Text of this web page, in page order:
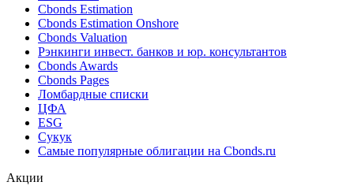
Cbonds Estimation
Cbonds Estimation Onshore
Cbonds Valuation
Рэнкинги инвест. банков и юр. консультантов
Cbonds Awards
Cbonds Pages
Ломбардные списки
ЦФА
ESG
Сукук
Самые популярные облигации на Cbonds.ru
Акции